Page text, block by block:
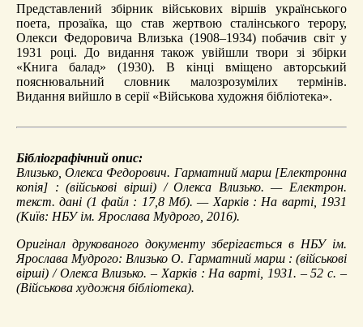
Представлений збірник військових віршів українського
поета, прозаїка, що став жертвою сталінського терору,
Олекси Федоровича Влизька (1908–1934) побачив світ у
1931 році. До видання також увійшли твори зі збірки
«Книга балад» (1930). В кінці вміщено авторський
пояснювальний словник малозрозумілих термінів.
Видання вийшло в серії «Військова художня бібліотека».
Бібліографічний опис:
Влизько, Олекса Федорович. Гарматний марш[Електронна
копія] : (військові вірші) / Олекса Влизько. — Електрон.
текст. дані (1 файл : 17,8 Мб). — Харків : На варті, 1931
(Київ: НБУ ім. Ярослава Мудрого, 2016).
Оригінал друкованого документу зберігається в НБУ ім.
Ярослава Мудрого: Влизько О. Гарматний марш : (військові
вірші) / Олекса Влизько. – Харків : На варті, 1931. – 52 с. –
(Військова художня бібліотека).